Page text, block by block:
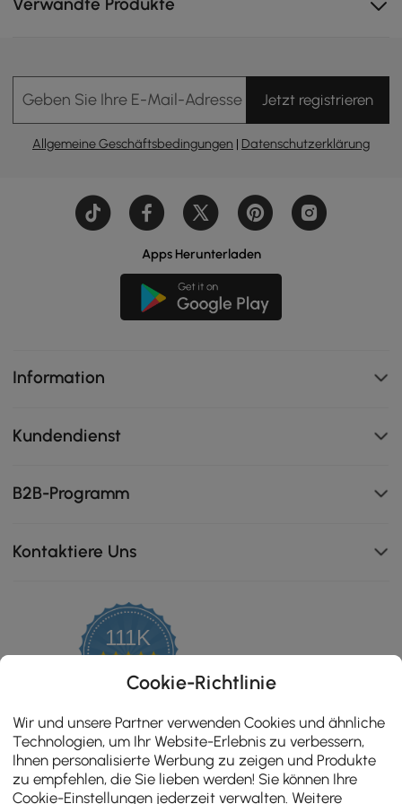
Vielseitiger Schutz: Schützt Möbel vor Regen, Schnee,
Sonne und Staub und sorgt so für eine lange
Diese Hülle ist aus strapazierfähigem 600D-PVC-
beschichtetem Gewebe gefertigt und gewährleistet
eine hervorragende Wasserdichtigkeit, sodass Ihre
Gartenmöbel bei jedem Wetter sicher und trocken
Verwandte Produkte
Geben Sie Ihre E-Mail-Adresse EinJetzt registrieren
Allgemeine Geschäftsbedingungen | Datenschutzerklärung
Apps Herunterladen
Information
Kundendienst
B2B-Programm
Kontaktiere Uns
111K
4.8
star
rating
ZERTIFIZIERTE BEWERTUNGEN
Cookie-Richtlinie
Wir und unsere Partner verwenden Cookies und ähnliche
Technologien, um Ihr Website-Erlebnis zu verbessern,
Ihnen personalisierte Werbung zu zeigen und Produkte
zu empfehlen, die Sie lieben werden! Sie können Ihre
Cookie-Einstellungen jederzeit verwalten. Weitere